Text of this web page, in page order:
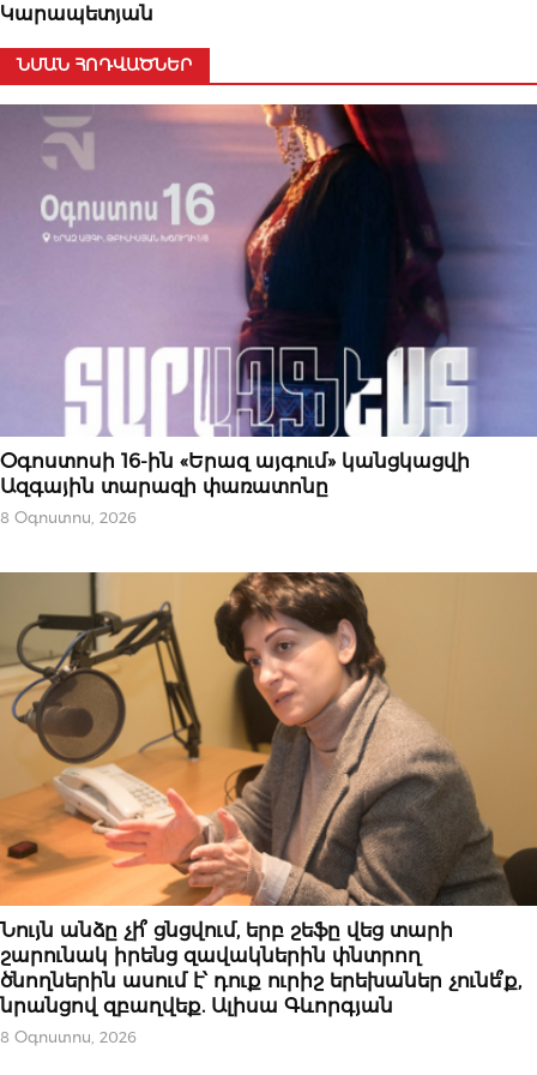
Կարապետյան
ՆՄԱՆ ՀՈԴՎԱԾՆԵՐ
ՄՇԱԿՈՒԹԱՅԻՆ
Օգոստոսի 16-ին «Երազ այգում» կանցկացվի
Ազգային տարազի փառատոնը
8 Օգոստոս, 2026
ԿԱՐԵՎՈՐԸ
Նույն անձը չի՞ ցնցվում, երբ շեֆը վեց տարի
շարունակ իրենց զավակներին փնտրող
ծնողներին ասում է՝ դուք ուրիշ երեխաներ չունե՞ք,
նրանցով զբաղվեք. Ալիսա Գևորգյան
8 Օգոստոս, 2026